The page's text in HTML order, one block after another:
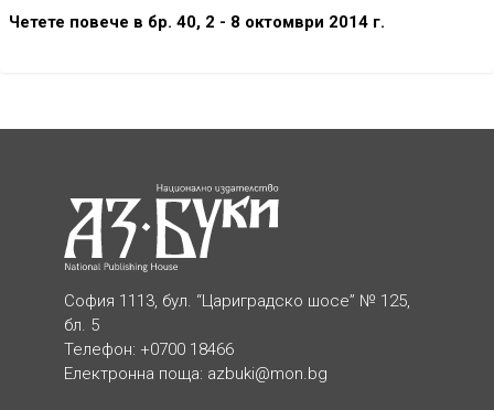
Четете повече в бр. 40, 2 - 8 октомври 2014 г.
София 1113, бул. “Цариградско шосе” № 125,
бл. 5
Телефон: +0700 18466
Електронна поща: azbuki@mon.bg